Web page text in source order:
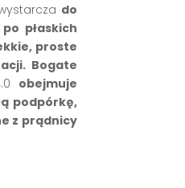
do
płaskich
proste
Bogate
obejmuje
podpórkę,
z prądnicy